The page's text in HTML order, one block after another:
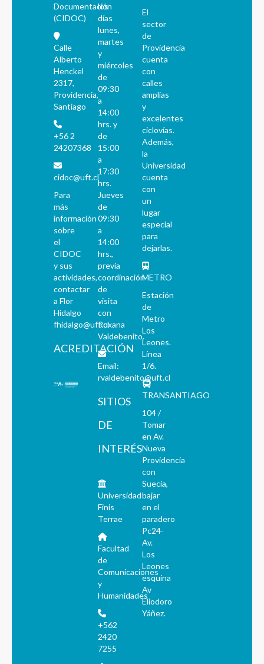
Documentación
(CIDOC)
Calle
Alberto
Henckel
2317,
Providencia,
Santiago
+56 2
24207368
cidoc@uft.cl
Para
más
información
sobre
el
CIDOC
y sus
actividades,
contactar
a Flor
Hidalgo
fhidalgo@uft.cl
ACREDITACIÓN
los
días
lunes,
martes
y
miércoles
de
09:30
a
14:00
hrs. y
de
15:00
a
17:30
hrs.
Jueves
de
09:30
a
14:00
hrs.,
previa
coordinación
de
visita
con
Roxana
Valdebenito.
Email:
rvaldebenito@uft.cl
SITIOS
DE
INTERÉS
Universidad
Finis
Terrae
Facultad
de
Comunicaciones
y
Humanidades
+562
2420
7255
El
sector
de
Providencia
cuenta
con
calles
amplias
y
excelentes
ciclovías.
Además,
la
Universidad
cuenta
con
un
lugar
especial
para
dejarlas.
METRO
Estación
de
Metro
Los
Leones.
Línea
1/6.
TRANSANTIAGO
104 /
Tomar
en Av.
Nueva
Providencia
con
Suecia,
bajar
en el
paradero
Pc24-
Av.
Los
Leones
esquina
Av
Eliodoro
Yáñez.